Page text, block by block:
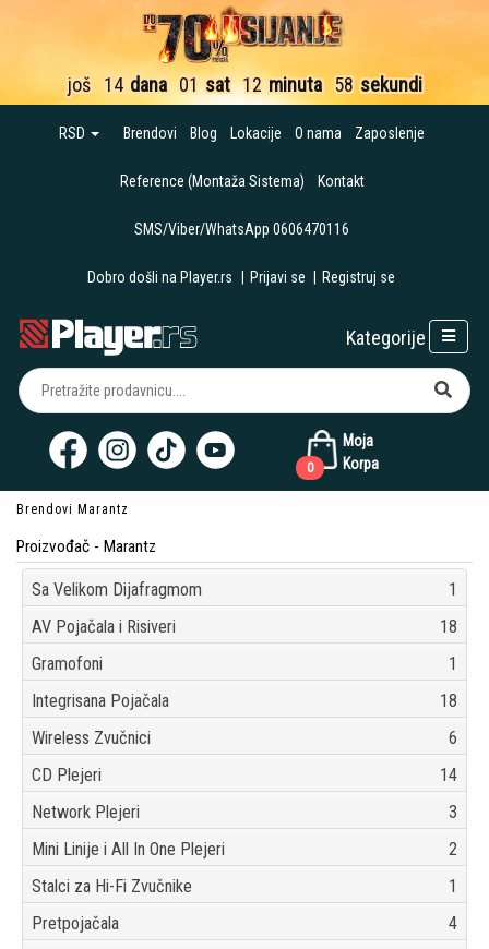
još 14 dana 01 sat 12 minuta 56 sekundi
RSD Brendovi Blog Lokacije O nama Zaposlenje
Reference (Montaža Sistema) Kontakt
SMS/Viber/WhatsApp 0606470116
Dobro došli na Player.rs Prijavi se Registruj se
Moja
Korpa
0
Kategorije
Brendovi Marantz
Proizvođač - Marantz
Sa Velikom Dijafragmom
1
AV Pojačala i Risiveri
18
Gramofoni
1
Integrisana Pojačala
18
Wireless Zvučnici
6
CD Plejeri
14
Network Plejeri
3
Mini Linije i All In One Plejeri
2
Stalci za Hi-Fi Zvučnike
1
Pretpojačala
4